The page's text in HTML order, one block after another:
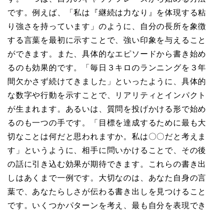
です。例えば、「私は『継続は力なり』を体現する粘
り強さを持っています」のように、自分の長所を象徴
する言葉を最初に示すことで、強い印象を与えること
ができます。また、具体的なエピソードから書き始め
るのも効果的です。「毎日３キロのランニングを３年
間欠かさず続けてきました」といったように、具体的
な数字や行動を示すことで、リアリティとインパクト
が生まれます。あるいは、質問を投げかける形で始め
るのも一つの手です。「目標を達成するために最も大
切なことは何だと思われますか。私は〇〇だと考えま
す」というように、相手に問いかけることで、その後
の話に引き込む効果が期待できます。これらの書き出
しはあくまで一例です。大切なのは、あなた自身の言
葉で、あなたらしさが伝わる書き出しを見つけること
です。いくつかパターンを考え、最も自分を表現でき